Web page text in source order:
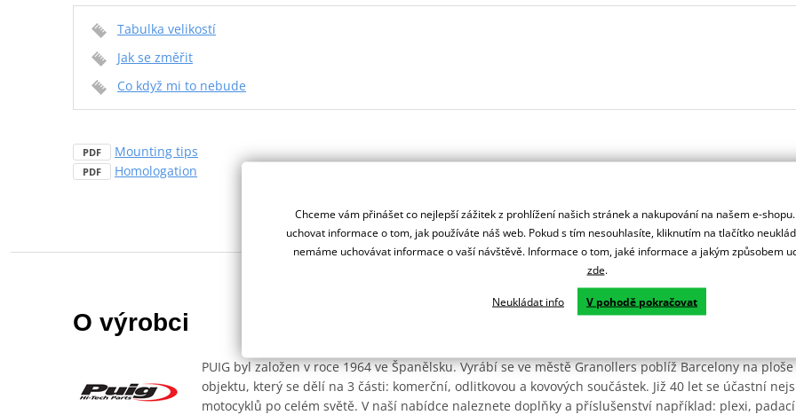
Tabulka velikostí
Jak se změřit
Co když mi to nebude
PDF Mounting tips
PDF Homologation
O výrobci
PUIG byl založen v roce 1964 ve Španělsku. Vyrábí se ve městě Granollers poblíž Barcelony na ploše
objektu, který se dělí na 3 části: komerční, odlitkovou a kovových součástek. Již 40 let se účastní
motocyklů po celém světě. V naší nabídce naleznete doplňky a příslušenství například: plexi,
Chceme vám přinášet co nejlepší zážitek z prohlížení našich stránek a nakupování na našem e-
uchovat informace o tom, jak používáte náš web. Pokud s tím nesouhlasíte, kliknutím na tlačítko
nemáme uchovávat informace o vaší návštěvě. Informace o tom, jaké informace a jakým způsobem
zde.
Neukládat info V pohodě pokračovat